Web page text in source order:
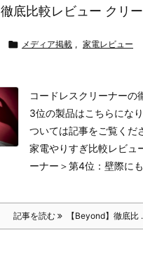
底比較レビュー クリ
 メディア掲載 , 家電レビュー
コードレスクリーナーの
3位の製品はこちらになり
ついては記事をご覧くだ
家電やりすぎ比較レビュ
ーナー＞第4位：壁際に
記事を読む 【Beyond】徹底比